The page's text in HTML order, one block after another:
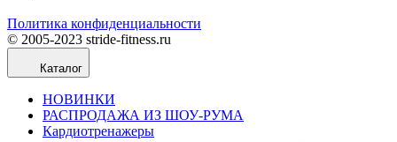
Политика конфиденциальности
© 2005-2023 stride-fitness.ru
Каталог
НОВИНКИ
РАСПРОДАЖА ИЗ ШОУ-РУМА
Кардиотренажеры